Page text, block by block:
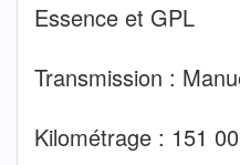
Essence et GPL
Transmission :
Kilométrage : 151